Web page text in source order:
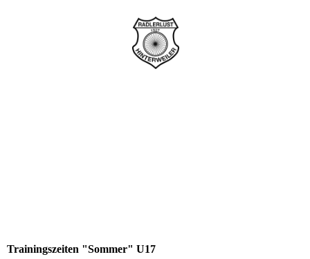
Trainingszeiten "Sommer" U17